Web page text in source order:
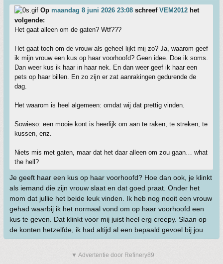
Op maandag 8 juni 2026 23:08 schreef VEM2012 het
volgende:
Het gaat alleen om de gaten? Wtf???
Het gaat toch om de vrouw als geheel lijkt mij zo? Ja, waarom geef
ik mijn vrouw een kus op haar voorhoofd? Geen idee. Doe ik soms.
Dan weer kus ik haar in haar nek. En dan weer geef ik haar een
pets op haar billen. En zo zijn er zat aanrakingen gedurende de
dag.
Het waarom is heel algemeen: omdat wij dat prettig vinden.
Sowieso: een mooie kont is heerlijk om aan te raken, te streken, te
kussen, enz.
Niets mis met gaten, maar dat het daar alleen om zou gaan… what
the hell?
Je geeft haar een kus op haar voorhoofd? Hoe dan ook, je klinkt
als iemand die zijn vrouw slaat en dat goed praat. Onder het
mom dat jullie het beide leuk vinden. Ik heb nog nooit een vrouw
gehad waarbij ik het normaal vond om op haar voorhoofd een
kus te geven. Dat klinkt voor mij juist heel erg creepy. Slaan op
de konten hetzelfde, ik had altijd al een bepaald gevoel bij jou
▼ Advertentie door Refinery89